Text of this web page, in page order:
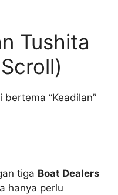
Tushita
“Keadilan”
tiga Boat Dealers
hanya perlu